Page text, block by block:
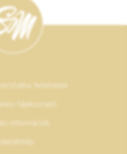
feltételek
tájékoztató
információk